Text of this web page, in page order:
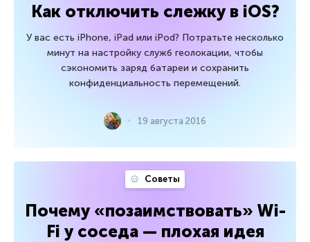
Как отключить слежку в iOS?
У вас есть iPhone, iPad или iPod? Потратьте несколько
минут на настройку служб геолокации, чтобы
сэкономить заряд батареи и сохранить
конфиденциальность перемещений.
19 августа 2016
Советы
Почему «позаимствовать» Wi-
Fi у соседа — плохая идея